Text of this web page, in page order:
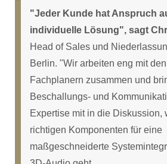
"Jeder Kunde hat Anspruch
individuelle Lösung", sagt
Head of Sales und
Berlin. "Wir arbeiten eng mit
Fachplanern zusammen und
Beschallungs- und
Expertise mit in die Diskussion,
richtigen Komponenten für eine
maßgeschneiderte